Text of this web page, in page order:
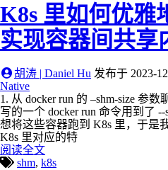
K8s 里如何优雅
实现容器间共享
胡涛 | Daniel Hu 发布于 2023-
Native
1. 从 docker run 的 –shm-size 参
写的一个 docker run 命令用到了
想将这些容器跑到 K8s 里，于是
K8s 里对应的特
阅读全文
shm, k8s